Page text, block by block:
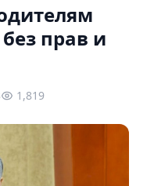
прав и
1,819